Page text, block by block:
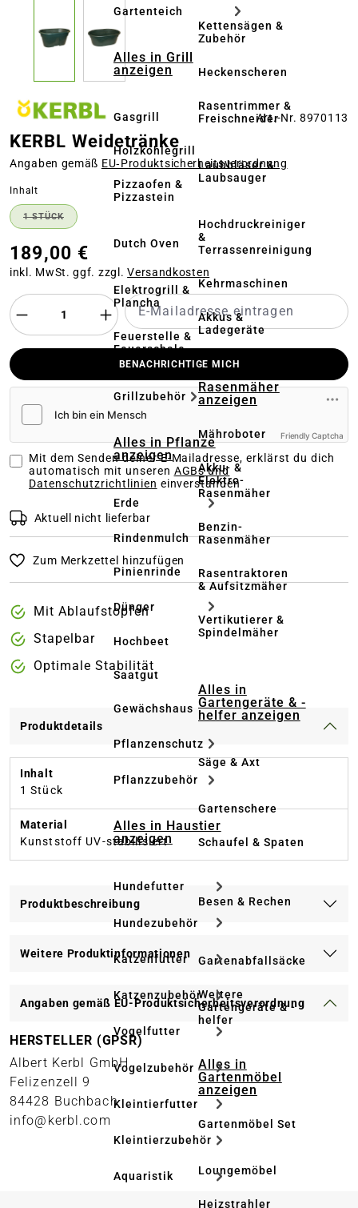
Gartenteich
Alles in Grill
anzeigen
Gasgrill
Holzkohlegrill
Pizzaofen &
Pizzastein
Dutch Oven
Elektrogrill &
Plancha
Feuerstelle &
Feuerschale
Grillzubehör
Alles in Pflanze
anzeigen
Erde
Rindenmulch
Pinienrinde
Dünger
Hochbeet
Saatgut
Gewächshaus
Pflanzenschutz
Pflanzzubehör
Alles in Haustier
anzeigen
Hundefutter
Hundezubehör
Katzenfutter
Katzenzubehör
Vogelfutter
Vogelzubehör
Kleintierfutter
Kleintierzubehör
Aquaristik
Kettensägen &
Zubehör
Heckenscheren
Rasentrimmer &
Freischneider
Laubbläser &
Laubsauger
Hochdruckreiniger
&
Terrassenreinigung
Kehrmaschinen
Akkus &
Ladegeräte
Rasenmäher
anzeigen
Mähroboter
Akku- &
Elektro-
Rasenmäher
Benzin-
Rasenmäher
Rasentraktoren
& Aufsitzmäher
Vertikutierer &
Spindelmäher
Alles in
Gartengeräte & -
helfer anzeigen
Säge & Axt
Gartenschere
Schaufel & Spaten
Besen & Rechen
Gartenabfallsäcke
Weitere
Gartengeräte & -
helfer
Alles in
Gartenmöbel
anzeigen
Gartenmöbel Set
Loungemöbel
Heizstrahler
Art.-Nr. 8970113
KERBL Weidetränke
Angaben gemäß EU‑Produktsicherheitsverordnung
Inhalt
1 STÜCK(DIESE OPTION IST ZURZEIT NICHT VERFÜGBAR.)
189,00 €
inkl. MwSt. ggf. zzgl.Versandkosten
BENACHRICHTIGE MICH
Friendly Captcha
Mit dem Senden deiner E-Mailadresse, erklärst du dich
automatisch mit unseren AGBs und
Datenschutzrichtlinien einverstanden
Aktuell nicht lieferbar
Zum Merkzettel hinzufügen
Mit Ablaufstopfen
Stapelbar
Optimale Stabilität
Produktdetails
Inhalt
1 Stück
Material
Kunststoff UV-stabilisiert
Produktbeschreibung
Weitere Produktinformationen
Angaben gemäß EU-Produktsicherheitsverordnung
HERSTELLER (GPSR)
Albert Kerbl GmbH
Felizenzell 9
84428 Buchbach
info@kerbl.com